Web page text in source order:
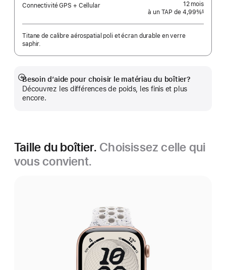
Connectivité GPS + Cellular
mois
12 mois
à un TAP de 4,99%§
Titane de calibre aérospatial poli et écran durable en verre
saphir.
Besoin d’aide pour choisir le matériau du boîtier?
Découvrez les différences de poids, les finis et plus
encore.
En
montrer
plus
Taille du boîtier. Choisissez celle qui
vous convient.